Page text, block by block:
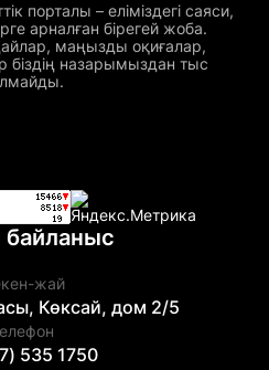
порталы – еліміздегі саяси,
арналған бірегей жоба.
маңызды оқиғалар,
біздің назарымыздан тыс
байланыс
жай
Көксай, дом 2/5
535 1750